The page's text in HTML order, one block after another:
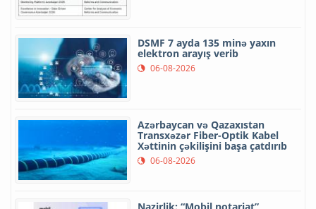
DSMF 7 ayda 135 minə yaxın
elektron arayış verib
06-08-2026
Azərbaycan və Qazaxıstan
Transxəzər Fiber-Optik Kabel
Xəttinin çəkilişini başa çatdırıb
06-08-2026